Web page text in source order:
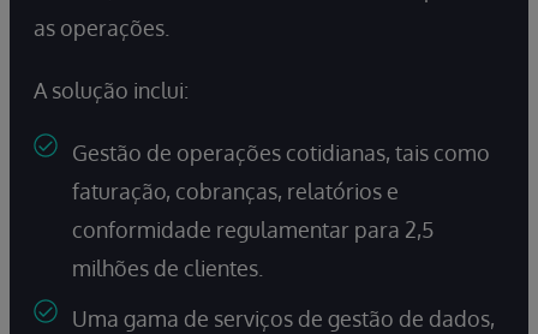
as operações.
A solução inclui:
Gestão de operações cotidianas, tais como
faturação, cobranças, relatórios e
conformidade regulamentar para 2,5
milhões de clientes.
Uma gama de serviços de gestão de dados,